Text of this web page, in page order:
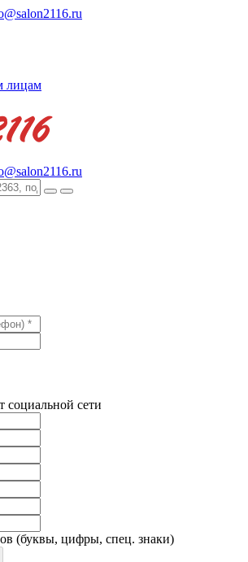
лицам
социальной сети
(буквы, цифры, спец. знаки)